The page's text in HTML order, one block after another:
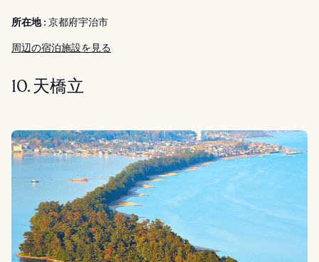
所在地 : 京都府宇治市
周辺の宿泊施設を見る
10. 天橋立